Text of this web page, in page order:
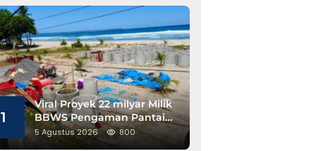
1
Viral Proyek 22 milyar Milik
BBWS Pengaman Pantai
Pesisir Barat Diduga
Gunakan Besi Banci
5 Agustus 2026 800